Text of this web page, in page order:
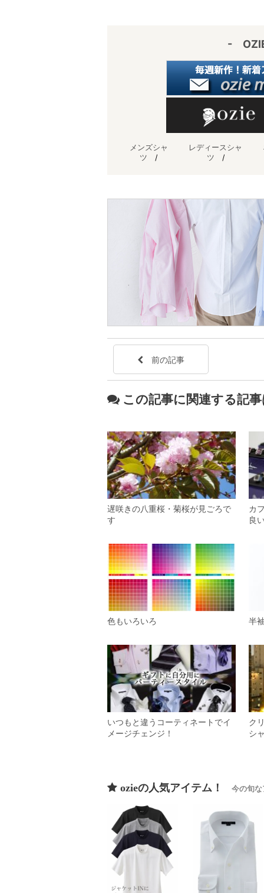
-
メンズシャ
ツ /
レディースシャ
ツ /
前の記事
この記事に関連する記事
遅咲きの八重桜・菊桜が見ごろで
す
カ
良
色もいろいろ 半
いつもと違うコーティネートでイ
メージチェンジ！
ク
シ
ozieの人気アイテム！ 今の旬な